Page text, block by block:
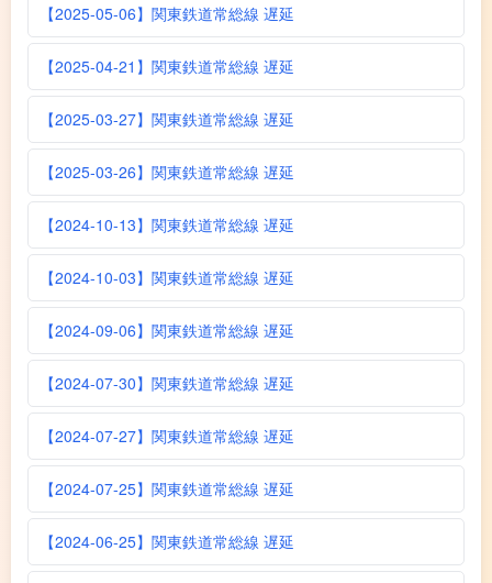
【2025-05-06】関東鉄道常総線 遅延
【2025-04-21】関東鉄道常総線 遅延
【2025-03-27】関東鉄道常総線 遅延
【2025-03-26】関東鉄道常総線 遅延
【2024-10-13】関東鉄道常総線 遅延
【2024-10-03】関東鉄道常総線 遅延
【2024-09-06】関東鉄道常総線 遅延
【2024-07-30】関東鉄道常総線 遅延
【2024-07-27】関東鉄道常総線 遅延
【2024-07-25】関東鉄道常総線 遅延
【2024-06-25】関東鉄道常総線 遅延